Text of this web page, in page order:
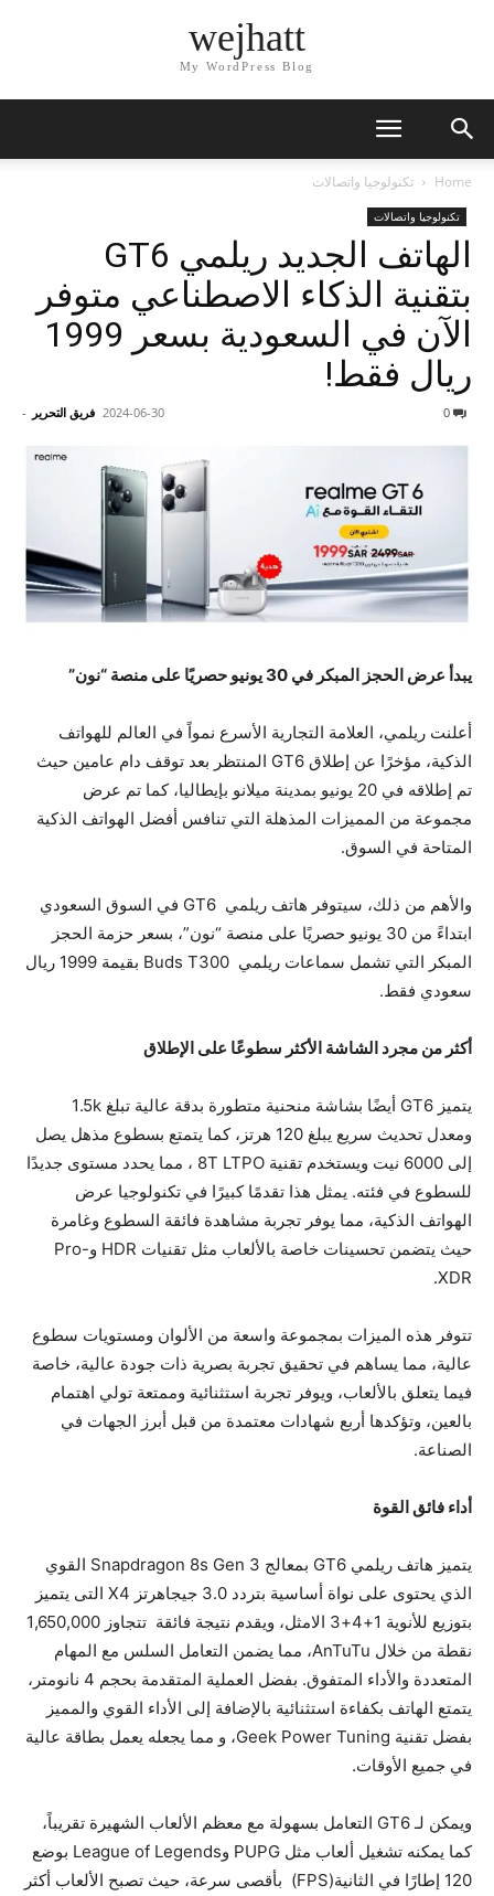
wejhatt
My WordPress Blog
Home تكنولوجيا واتصالات
تكنولوجيا واتصالات
الهاتف الجديد ريلمي GT6
بتقنية الذكاء الاصطناعي متوفر
الآن في السعودية بسعر 1999
ريال فقط!
فريق التحرير - 2024-06-30
يبدأ عرض الحجز المبكر في 30 يونيو حصريًا على منصة “نون”
أعلنت ريلمي، العلامة التجارية الأسرع نمواً في العالم للهواتف
الذكية، مؤخرًا عن إطلاق GT6 المنتظر بعد توقف دام عامين حيث
تم إطلاقه في 20 يونيو بمدينة ميلانو بإيطاليا، كما تم عرض
مجموعة من المميزات المذهلة التي تنافس أفضل الهواتف الذكية
المتاحة في السوق.
والأهم من ذلك، سيتوفر هاتف ريلمي GT6 في السوق السعودي
ابتداءً من 30 يونيو حصريًا على منصة “نون”، بسعر حزمة الحجز
المبكر التي تشمل سماعات ريلمي Buds T300 بقيمة 1999 ريال
سعودي فقط.
أكثر من مجرد الشاشة الأكثر سطوعًا على الإطلاق
ومعدل تحديث سريع يبلغ 120 هرتز، كما يتمتع بسطوع مذهل يصل
إلى 6000 نيت ويستخدم تقنية 8T LTPO ، مما يحدد مستوى جديدًا
للسطوع في فئته. يمثل هذا تقدمًا كبيرًا في تكنولوجيا عرض
الهواتف الذكية، مما يوفر تجربة مشاهدة فائقة السطوع وغامرة
حيث يتضمن تحسينات خاصة بالألعاب مثل تقنيات HDR وPro-
XDR.
تتوفر هذه الميزات بمجموعة واسعة من الألوان ومستويات سطوع
عالية، مما يساهم في تحقيق تجربة بصرية ذات جودة عالية، خاصة
فيما يتعلق بالألعاب، ويوفر تجربة استثنائية وممتعة تولي اهتمام
بالعين، وتؤكدها أربع شهادات معتمدة من قبل أبرز الجهات في
الصناعة.
أداء فائق القوة
يتميز هاتف ريلمي GT6 بمعالج Snapdragon 8s Gen 3 القوي
الذي يحتوى على نواة أساسية بتردد 3.0 جيجاهرتز X4 التى يتميز
بتوزيع للأنوية 1+4+3 الامثل، ويقدم نتيجة فائقة تتجاوز 1,650,000
نقطة من خلال AnTuTu، مما يضمن التعامل السلس مع المهام
المتعددة والأداء المتفوق. بفضل العملية المتقدمة بحجم 4 نانومتر،
يتمتع الهاتف بكفاءة استثنائية بالإضافة إلى الأداء القوي والمميز
بفضل تقنية Geek Power Tuning، و مما يجعله يعمل بطاقة عالية
في جميع الأوقات.
ويمكن لـ GT6 التعامل بسهولة مع معظم الألعاب الشهيرة تقريباً،
كما يمكنه تشغيل ألعاب مثل PUPG وLeague of Legends بوضع
120 إطارًا في الثانية(FPS) بأقصى سرعة، حيث تصبح الألعاب أكثر